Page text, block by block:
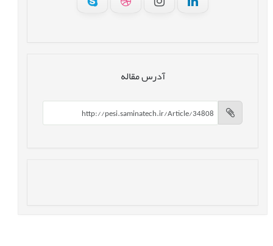
آدرس مقاله